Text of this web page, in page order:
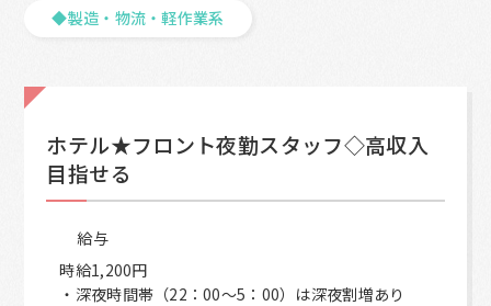
◆製造・物流・軽作業系
ホテル★フロント夜勤スタッフ◇高収入
目指せる
給与
時給1,200円
・深夜時間帯（22：00～5：00）は深夜割増あり